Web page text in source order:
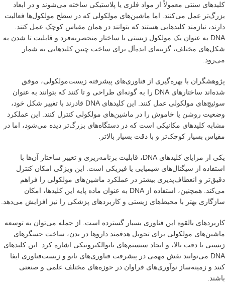
کلیدهای سنتی معمولاً از مواد فلزی یا پلاستیکی ساخته می‌شوند و در ابعاد
بزرگ‌تر عمل می‌کنند. اما ماشین‌های مولکولی که در سطح مولکول‌ها فعالیت
دارند، نیازمند کلیدهایی هستند که بتوانند در همان مقیاس کوچک عمل کنند.
DNA به عنوان یک مولکول زیستی با ساختار منحصربه‌فرد و قابلیت تا شدن به
شکل‌های مختلف، گزینه‌ای ایده‌آل برای ساخت چنین کلیدهایی به شمار
می‌رود.
پژوهشگران با بهره‌گیری از فناوری‌های پیشرفته زیست‌مولکولی، موفق
شده‌اند ساختارهای DNA را به گونه‌ای طراحی و تا کنند که بتوانند به عنوان
سوئیچ‌های مولکولی عمل کنند. این کلیدهای DNA قادرند با تغییر شکل خود،
وضعیت روشن یا خاموش را در ماشین‌های مولکولی کنترل کنند. این عملکرد
مشابه کلیدهای مکانیکی است که در دستگاه‌های بزرگ‌تر دیده می‌شود، اما در
مقیاس بسیار کوچک‌تر و با دقت بسیار بالاتر.
یکی از مزایای کلیدهای DNA، قابلیت برنامه‌ریزی و تغییر ساختار آن‌ها با
استفاده از سیگنال‌های شیمیایی یا فیزیکی است. این ویژگی امکان کنترل
دقیق‌تر و انعطاف‌پذیری بیشتر در عملکرد ماشین‌های مولکولی را فراهم
می‌کند. همچنین، استفاده از DNA به عنوان ماده پایه این کلیدها، امکان
سازگاری بهتر با محیط‌های زیستی و کاربردهای پزشکی را نیز افزایش می‌دهد.
کاربردهای بالقوه این فناوری بسیار گسترده است. از جمله می‌توان به توسعه
ماشین‌های مولکولی برای تحویل هدفمند داروها در بدن، ساخت حسگرهای
زیستی با دقت بالا، و ایجاد سیستم‌های نانوالکترونیکی اشاره کرد. این کلیدهای
DNA می‌توانند نقش مهمی در پیشرفت فناوری‌های نانو و زیست‌فناوری ایفا
کنند و زمینه‌ساز نوآوری‌های فراوان در حوزه‌های مختلف علمی و صنعتی
باشند.